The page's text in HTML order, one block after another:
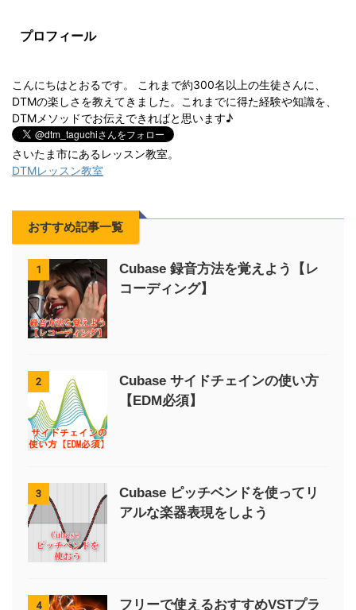
プロフィール
こんにちはとおるです。 これまで約300名以上の生徒さんに、
DTMの楽しさを教えてきました。これまでに得た経験や知識を、
DTMメソッドでお伝えできればと思います♪
さいたま市にあるレッスン教室。
DTMレッスン教室
おすすめ記事一覧
1
Cubase 録音方法を覚えよう【レ
コーディング】
2
Cubase サイドチェインの使い方
【EDM必須】
3
Cubase ピッチベンドを使ってリ
アルな楽器表現をしよう
4 フリーで使えるおすすめVSTプラ